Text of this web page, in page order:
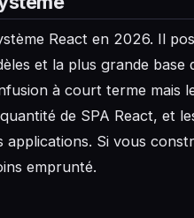
React en 2026. Il
et la plus grande
à court terme mais
de SPA React, et
applications. Si vous
emprunté.